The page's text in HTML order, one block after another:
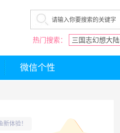
热门搜索： 三国志幻想大陆
微信个性
体验！